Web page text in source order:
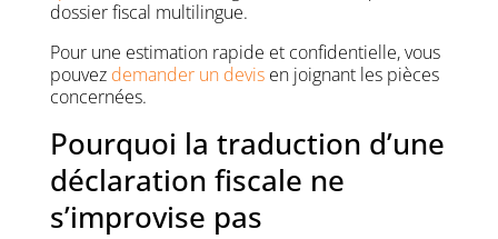
dossier fiscal multilingue.
Pour une estimation rapide et confidentielle, vous
pouvez demander un devisen joignant les pièces
concernées.
Pourquoi la traduction d’une
déclaration fiscale ne
s’improvise pas